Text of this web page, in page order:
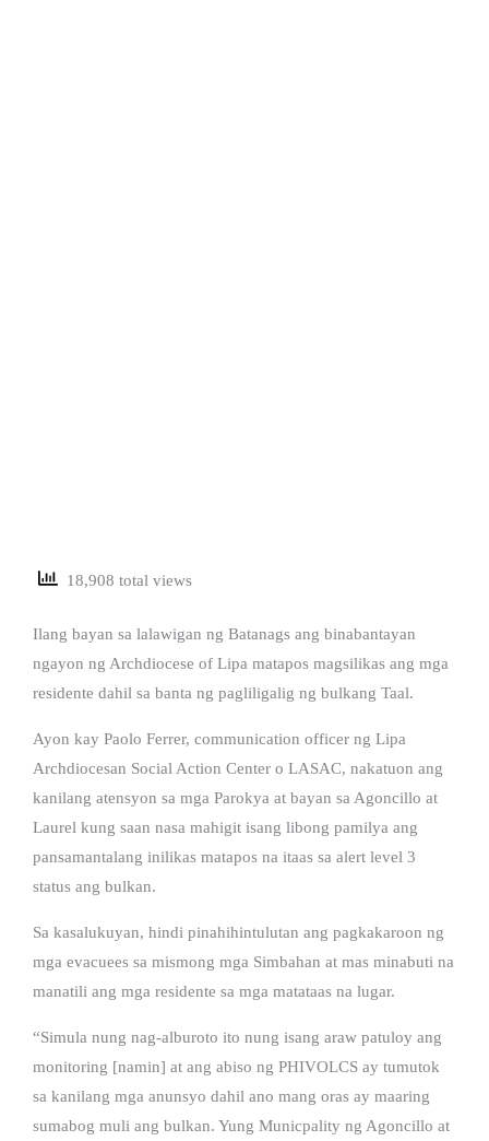
18,908 total views
Ilang bayan sa lalawigan ng Batanags ang binabantayan
ngayon ng Archdiocese of Lipa matapos magsilikas ang mga
residente dahil sa banta ng pagliligalig ng bulkang Taal.
Ayon kay Paolo Ferrer, communication officer ng Lipa
Archdiocesan Social Action Center o LASAC, nakatuon ang
kanilang atensyon sa mga Parokya at bayan sa Agoncillo at
Laurel kung saan nasa mahigit isang libong pamilya ang
pansamantalang inilikas matapos na itaas sa alert level 3
status ang bulkan.
Sa kasalukuyan, hindi pinahihintulutan ang pagkakaroon ng
mga evacuees sa mismong mga Simbahan at mas minabuti na
manatili ang mga residente sa mga matataas na lugar.
“Simula nung nag-alburoto ito nung isang araw patuloy ang
monitoring [namin] at ang abiso ng PHIVOLCS ay tumutok
sa kanilang mga anunsyo dahil ano mang oras ay maaring
sumabog muli ang bulkan. Yung Municpality ng Agoncillo at